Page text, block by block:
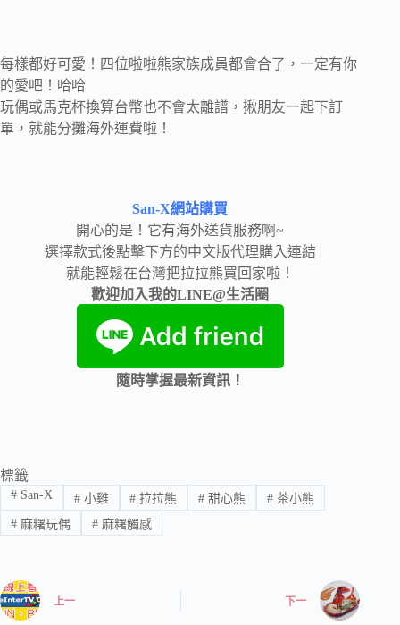
每樣都好可愛！四位啦啦熊家族成員都會合了，一定有你
的愛吧！哈哈
玩偶或馬克杯換算台幣也不會太離譜，揪朋友一起下訂
單，就能分攤海外運費啦！
San-X網站購買
開心的是！它有海外送貨服務啊~
選擇款式後點擊下方的中文版代理購入連結
就能輕鬆在台灣把拉拉熊買回家啦！
歡迎加入我的LINE@生活圈
隨時掌握最新資訊！
標籤
#San-X #小雞 # 拉拉熊 # 甜心熊 # 茶小熊
#麻糬玩偶 #麻糬觸感
上一 下一